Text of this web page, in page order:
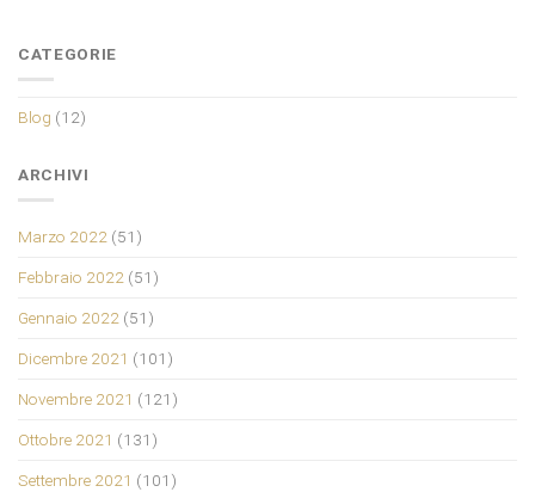
CATEGORIE
Blog (12)
ARCHIVI
Marzo 2022 (51)
Febbraio 2022 (51)
Gennaio 2022 (51)
Dicembre 2021 (101)
Novembre 2021 (121)
Ottobre 2021 (131)
Settembre 2021 (101)